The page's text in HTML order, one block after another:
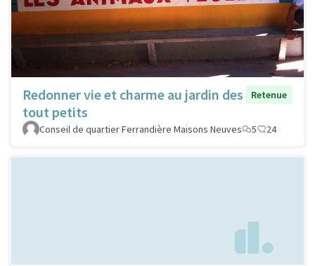
Redonner vie et charme au jardin des
tout petits
Retenue
Conseil de quartier Ferrandière Maisons Neuves 5 24